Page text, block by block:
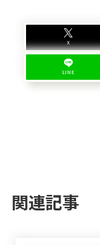
X
LINE
関連記事